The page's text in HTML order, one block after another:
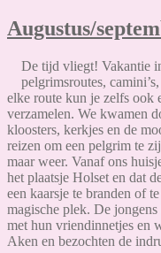
Augustus/
De tijd vliegt! Vakantie
pelgrimsroutes,
elke route kun je zelfs ook
verzamelen. We kwamen
kloosters, kerkjes en de
reizen om een pelgrim te
maar weer. Vanaf ons
het plaatsje Holset en dat
een kaarsje te branden of
magische plek. De
met hun vriendinnetjes en
Aken en bezochten de